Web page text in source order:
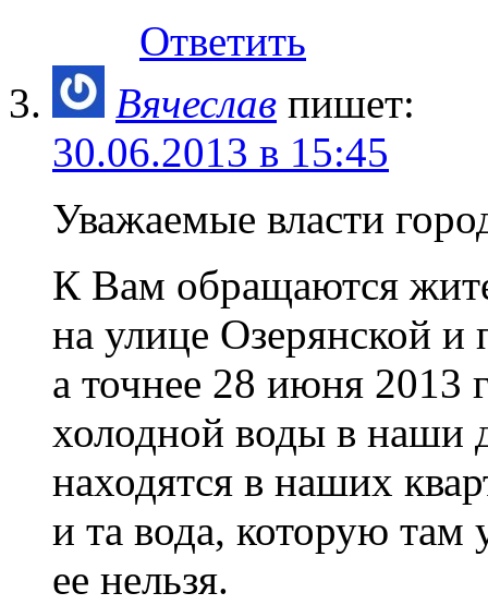
Ответить
Вячеслав пишет:
30.06.2013 в 15:45
Уважаемые власти
К Вам обращаются
на улице Озерянской и
а точнее 28 июня 2013
холодной воды в наши
находятся в наших
и та вода, которую там
ее нельзя.